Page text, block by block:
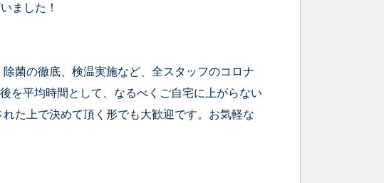
ました！
菌の徹底、検温実施など、全スタッフのコロナ
を平均時間として、なるべくご自宅に上がらない
た上で決めて頂く形でも大歓迎です。お気軽な